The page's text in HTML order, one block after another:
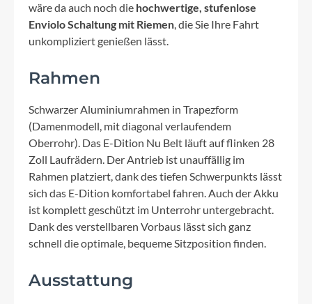
wäre da auch noch die hochwertige, stufenlose
Enviolo Schaltung mit Riemen, die Sie Ihre Fahrt
unkompliziert genießen lässt.
Rahmen
Schwarzer Aluminiumrahmen in Trapezform
(Damenmodell, mit diagonal verlaufendem
Oberrohr). Das E-Dition Nu Belt läuft auf flinken 28
Zoll Laufrädern. Der Antrieb ist unauffällig im
Rahmen platziert, dank des tiefen Schwerpunkts lässt
sich das E-Dition komfortabel fahren. Auch der Akku
ist komplett geschützt im Unterrohr untergebracht.
Dank des verstellbaren Vorbaus lässt sich ganz
schnell die optimale, bequeme Sitzposition finden.
Ausstattung